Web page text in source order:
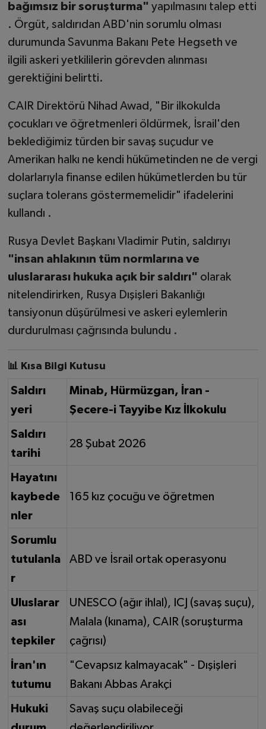
bağımsız bir soruşturma" yapılmasını talep etti
. Örgüt, saldırıdan ABD'nin sorumlu olması
durumunda Savunma Bakanı Pete Hegseth ve
ilgili askeri yetkililerin görevden alınması
gerektiğini belirtti.
CAIR Direktörü Nihad Awad, "Bir ilkokulda
çocukları ve öğretmenleri öldürmek, İsrail'den
beklediğimiz türden bir savaş suçudur ve
Amerikan halkı ne kendi hükümetinden ne de vergi
dolarlarıyla finanse edilen hükümetlerden bu tür
suçlara tolerans göstermemelidir" ifadelerini
kullandı .
Rusya Devlet Başkanı Vladimir Putin, saldırıyı
"insan ahlakının tüm normlarına ve
uluslararası hukuka açık bir saldırı" olarak
nitelendirirken, Rusya Dışişleri Bakanlığı
tansiyonun düşürülmesi ve askeri eylemlerin
durdurulması çağrısında bulundu .
📊 Kısa Bilgi Kutusu
Saldırı
yeri
Minab, Hürmüzgan, İran -
Şecere-i Tayyibe Kız İlkokulu
Saldırı
tarihi
28 Şubat 2026
Hayatını
kaybede
nler
165 kız çocuğu ve öğretmen
Sorumlu
tutulanla
r
ABD ve İsrail ortak operasyonu
Uluslarar
ası
tepkiler
UNESCO (ağır ihlal), ICJ (savaş suçu),
Malala (kınama), CAIR (soruşturma
çağrısı)
İran'ın
tutumu
"Cevapsız kalmayacak" - Dışişleri
Bakanı Abbas Arakçi
Hukuki
Savaş suçu olabileceği